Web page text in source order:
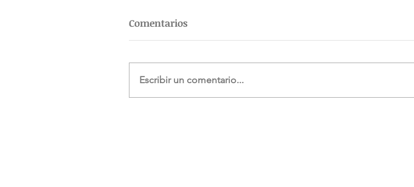
Comentarios
Escribir un comentario...